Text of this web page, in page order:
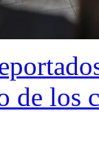
de los